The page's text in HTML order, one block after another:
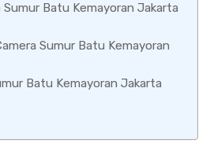
Batu Kemayoran Jakarta
Sumur Batu Kemayoran
Batu Kemayoran Jakarta